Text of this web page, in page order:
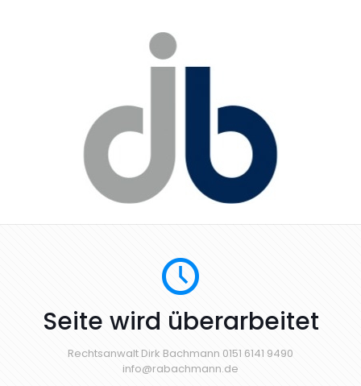
Seite wird überarbeitet
Rechtsanwalt Dirk Bachmann 0151 6141 9490
info@rabachmann.de